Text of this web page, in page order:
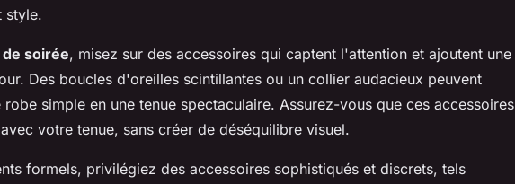
style.
soirée, misez sur des accessoires qui captent l'attention et ajoutent une
Des boucles d'oreilles scintillantes ou un collier audacieux peuvent
simple en une tenue spectaculaire. Assurez-vous que ces accessoires
votre tenue, sans créer de déséquilibre visuel.
formels, privilégiez des accessoires sophistiqués et discrets, tels